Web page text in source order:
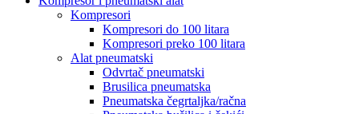
Kompresori
Kompresori do 100 litara
Kompresori preko 100 litara
Alat pneumatski
Odvrtač pneumatski
Brusilica pneumatska
Pneumatska čegrtaljka/račna